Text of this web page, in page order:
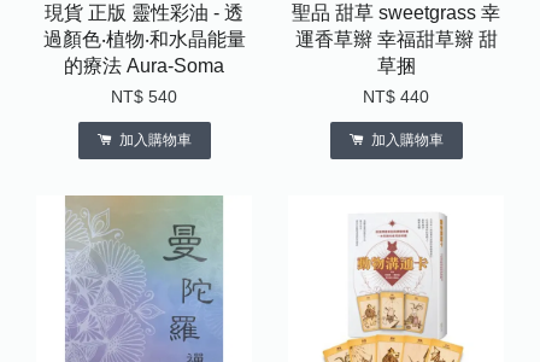
現貨 正版 靈性彩油 - 透
過顏色‧植物‧和水晶能量
的療法 Aura-Soma
NT$ 540
加入購物車
聖品 甜草 sweetgrass 幸
運香草辮 幸福甜草辮 甜
草捆
NT$ 440
加入購物車